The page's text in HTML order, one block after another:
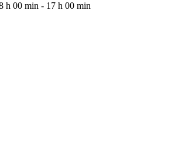
h 00 min - 17 h 00 min